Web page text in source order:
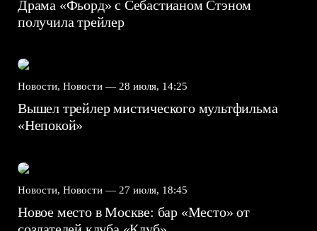
Драма «Фьорд» с Себастианом Стэном
получила трейлер
Новости, Новости — 28 июля, 14:25
Вышел трейлер мистического мультфильма
«Непокой»
Новости, Новости — 27 июля, 18:45
Новое место в Москве: бар «Место» от